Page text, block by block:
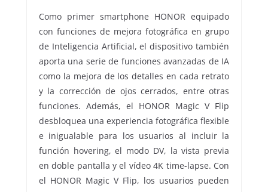
Como primer smartphone HONOR equipado
con funciones de mejora fotográfica en grupo
de Inteligencia Artificial, el dispositivo también
aporta una serie de funciones avanzadas de IA
como la mejora de los detalles en cada retrato
y la corrección de ojos cerrados, entre otras
funciones. Además, el HONOR Magic V Flip
desbloquea una experiencia fotográfica flexible
e inigualable para los usuarios al incluir la
función hovering, el modo DV, la vista previa
en doble pantalla y el vídeo 4K time-lapse. Con
el HONOR Magic V Flip, los usuarios pueden